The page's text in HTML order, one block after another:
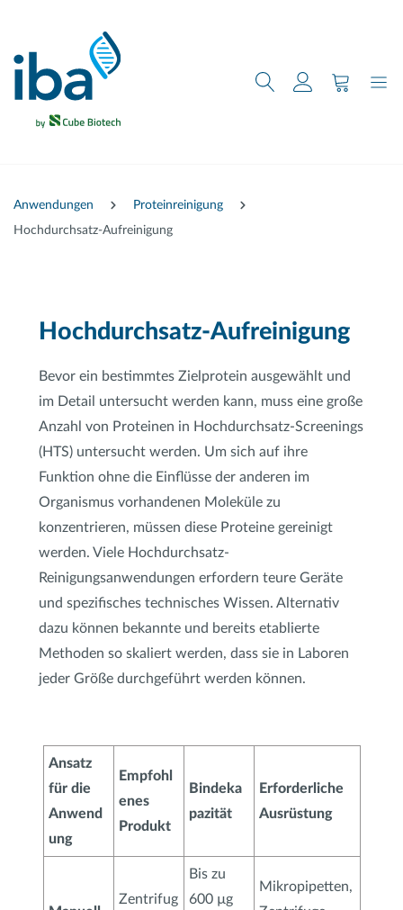
Anwendungen
Proteinreinigung
Hochdurchsatz-Aufreinigung
Hochdurchsatz-Aufreinigung
Bevor ein bestimmtes Zielprotein ausgewählt und
im Detail untersucht werden kann, muss eine große
Anzahl von Proteinen in Hochdurchsatz-Screenings
(HTS) untersucht werden. Um sich auf ihre
Funktion ohne die Einflüsse der anderen im
Organismus vorhandenen Moleküle zu
konzentrieren, müssen diese Proteine gereinigt
werden. Viele Hochdurchsatz-
Reinigungsanwendungen erfordern teure Geräte
und spezifisches technisches Wissen. Alternativ
dazu können bekannte und bereits etablierte
Methoden so skaliert werden, dass sie in Laboren
jeder Größe durchgeführt werden können.
Ansatz
für die
Anwend
ung
Empfohl
enes
Produkt
Bindeka
pazität
Erforderliche
Ausrüstung
Zentrifug
Bis zu
600 µg
Mikropipetten,